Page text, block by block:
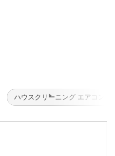
ハウスクリーニング エアコン掃